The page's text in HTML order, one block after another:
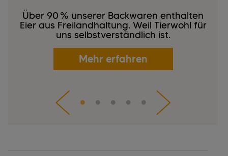
Über 90 % unserer Backwaren enthalten
Eier aus Freilandhaltung. Weil Tierwohl für
uns selbstverständlich ist.
Mehr erfahren